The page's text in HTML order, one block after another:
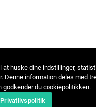
at huske dine indstillinger,
Denne information deles med
godkender du cookiepolitikken.
Privatlivspolitik